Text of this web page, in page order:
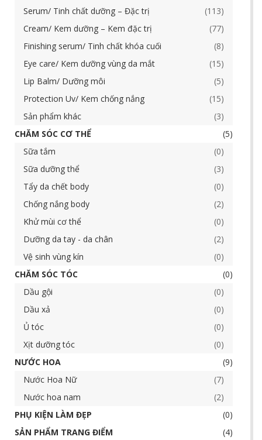
Serum/ Tinh chất dưỡng – Đặc trị
113
Cream/ Kem dưỡng – Kem đặc trị
77
Finishing serum/ Tinh chất khóa cuối
8
Eye care/ Kem dưỡng vùng da mắt
15
Lip Balm/ Dưỡng môi
5
Protection Uv/ Kem chống nắng
15
Sản phẩm khác
3
CHĂM SÓC CƠ THỂ
5
Sữa tắm
0
Sữa dưỡng thể
3
Tẩy da chết body
0
Chống nắng body
2
Khử mùi cơ thể
0
Dưỡng da tay - da chân
2
Vệ sinh vùng kín
0
CHĂM SÓC TÓC
0
Dầu gội
0
Dầu xả
0
Ủ tóc
0
Xịt dưỡng tóc
0
NƯỚC HOA
9
Nước Hoa Nữ
7
Nước hoa nam
2
PHỤ KIỆN LÀM ĐẸP
0
SẢN PHẨM TRANG ĐIỂM
4